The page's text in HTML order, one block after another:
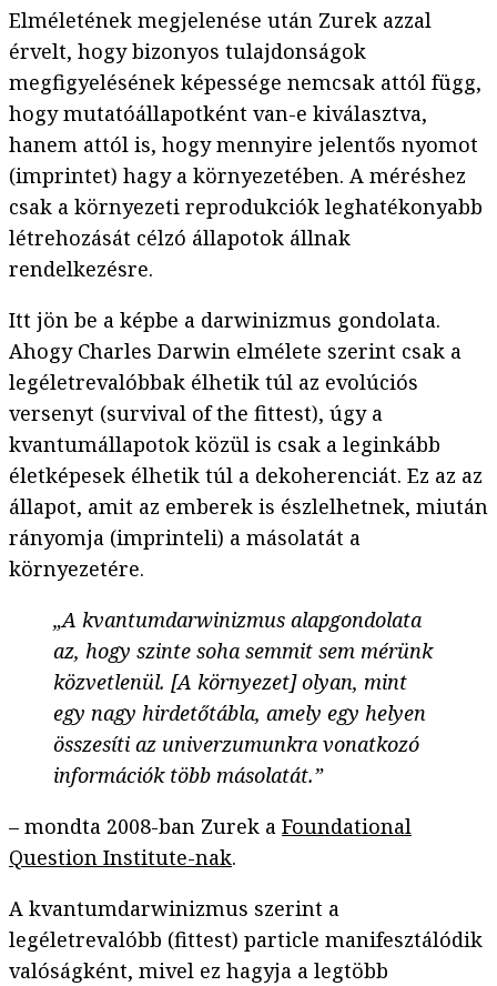
Elméletének megjelenése után Zurek azzal
érvelt, hogy bizonyos tulajdonságok
megfigyelésének képessége nemcsak attól függ,
hogy mutatóállapotként van-e kiválasztva,
hanem attól is, hogy mennyire jelentős nyomot
(imprintet) hagy a környezetében. A méréshez
csak a környezeti reprodukciók leghatékonyabb
létrehozását célzó állapotok állnak
rendelkezésre.
Itt jön be a képbe a darwinizmus gondolata.
Ahogy Charles Darwin elmélete szerint csak a
legéletrevalóbbak élhetik túl az evolúciós
versenyt (survival of the fittest), úgy a
kvantumállapotok közül is csak a leginkább
életképesek élhetik túl a dekoherenciát. Ez az az
állapot, amit az emberek is észlelhetnek, miután
rányomja (imprinteli) a másolatát a
környezetére.
„A kvantumdarwinizmus alapgondolata
az, hogy szinte soha semmit sem mérünk
közvetlenül. [A környezet] olyan, mint
egy nagy hirdetőtábla, amely egy helyen
összesíti az univerzumunkra vonatkozó
információk több másolatát.”
– mondta 2008-ban Zurek a Foundational
Question Institute-nak.
A kvantumdarwinizmus szerint a
legéletrevalóbb (fittest) particle manifesztálódik
valóságként, mivel ez hagyja a legtöbb